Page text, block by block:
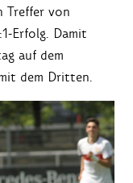
Treffer von
Erfolg. Damit
auf dem
dem Dritten.